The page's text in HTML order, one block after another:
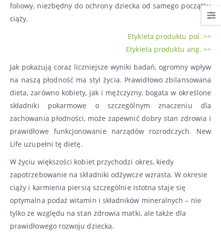
foliowy, niezbędny do ochrony dziecka od samego początku
ciąży.
Etykieta produktu pol. >>
Etykieta produktu ang. >>
Jak pokazują coraz liczniejsze wyniki badań, ogromny wpływ
na naszą płodność ma styl życia. Prawidłowo zbilansowana
dieta, zarówno kobiety, jak i mężczyzny, bogata w określone
składniki pokarmowe o szczególnym znaczeniu dla
zachowania płodności, może zapewnić dobry stan zdrowia i
prawidłowe funkcjonowanie narządów rozrodczych. New
Life uzupełni tę dietę.
W życiu większości kobiet przychodzi okres, kiedy
zapotrzebowanie na składniki odżywcze wzrasta. W okresie
ciąży i karmienia piersią szczególnie istotna staje się
optymalna podaż witamin i składników mineralnych – nie
tylko ze względu na stan zdrowia matki, ale także dla
prawidłowego rozwoju dziecka.